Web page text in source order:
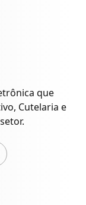
que
Cutelaria e